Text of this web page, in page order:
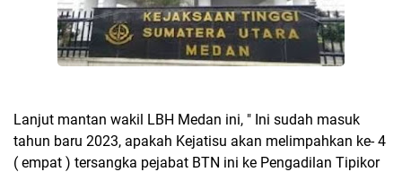
Lanjut mantan wakil LBH Medan ini, " Ini sudah masuk
tahun baru 2023, apakah Kejatisu akan melimpahkan ke- 4
( empat ) tersangka pejabat BTN ini ke Pengadilan Tipikor